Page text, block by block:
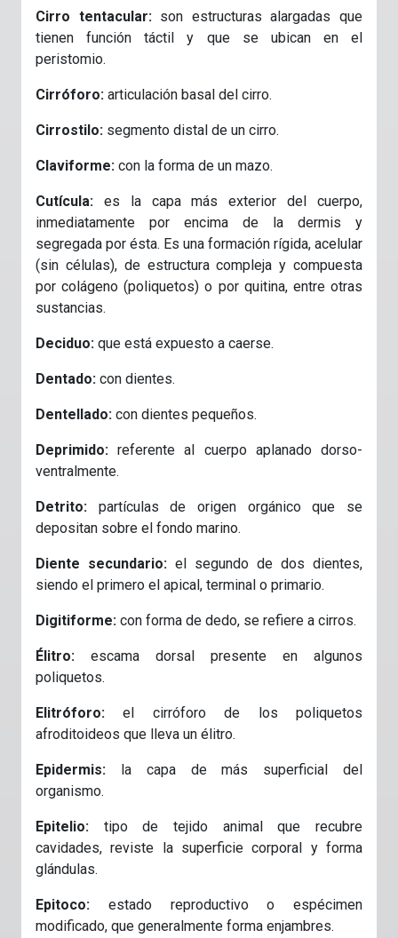
Cirro tentacular:son estructuras alargadas que
tienen función táctil y que se ubican en el
peristomio.
Cirróforo: articulación basal del cirro.
Cirrostilo: segmento distal de un cirro.
Claviforme: con la forma de un mazo.
Cutícula: es la capa más exterior del cuerpo,
inmediatamente por encima de la dermis y
segregada por ésta. Es una formación rígida, acelular
(sin células), de estructura compleja y compuesta
por colágeno (poliquetos) o por quitina, entre otras
sustancias.
Deciduo: que está expuesto a caerse.
Dentado: con dientes.
Dentellado: con dientes pequeños.
Deprimido: referente al cuerpo aplanado dorso-
ventralmente.
Detrito: partículas de origen orgánico que se
depositan sobre el fondo marino.
Diente secundario: el segundo de dos dientes,
siendo el primero el apical, terminal o primario.
Digitiforme: con forma de dedo, se refiere a cirros.
Élitro: escama dorsal presente en algunos
poliquetos.
Elitróforo: el cirróforo de los poliquetos
afroditoideos que lleva un élitro.
Epidermis: la capa de más superficial del
organismo.
Epitelio: tipo de tejido animal que recubre
cavidades, reviste la superficie corporal y forma
glándulas.
Epitoco: estado reproductivo o espécimen
modificado, que generalmente forma enjambres.